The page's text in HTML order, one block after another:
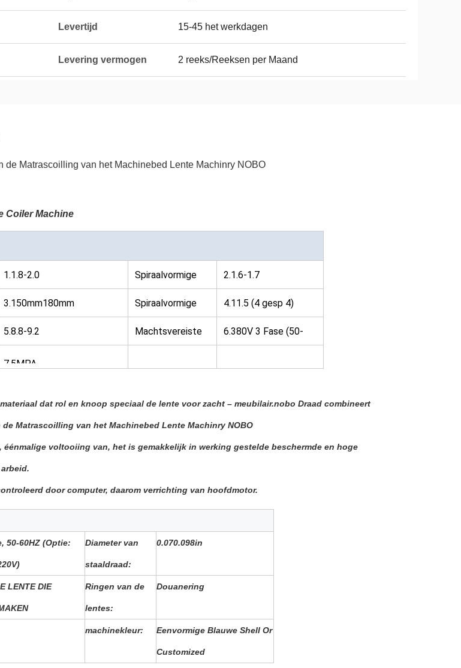
Levertijd 15-45 het werkdagen
Levering vermogen 2 reeks/Reeksen per Maand
de Matrascoilling van het Machinebed Lente Machinry NOBO
Coiler Machine
1.1.8-2.0
Spiraalvormige
draaddiameter:
2.1.6-1.7
3.150mm180mm
Spiraalvormige
Hoogte:
4.11.5 (4 gesp 4)
10,5 (5 gesp 4)
5.8.8-9.2
Machtsvereiste
6.380V 3 Fase (50-
7.5MPA
dat rol en knoop speciaal de lente voor zacht – meubilair.nobo Draad combineert
Matrascoilling van het Machinebed Lente Machinry NOBO
éénmalige voltooiing van, het is gemakkelijk in werking gestelde beschermde en hoge
door computer, daarom verrichting van hoofdmotor.
50-60HZ (Optie: Diameter van
staaldraad:
0.070.098in
LENTE DIE Ringen van de
lentes:
Douanering
machinekleur: Eenvormige Blauwe Shell Or
Customized